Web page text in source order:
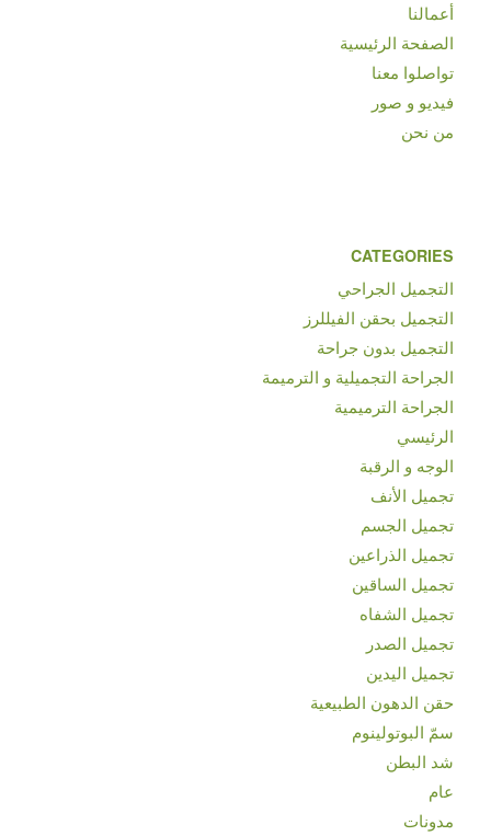
أعمالنا
الصفحة الرئيسية
تواصلوا معنا
فيديو و صور
من نحن
CATEGORIES
التجميل الجراحي
التجميل بحقن الفيللرز
التجميل بدون جراحة
الجراحة التجميلية و الترميمة
الجراحة الترميمية
الرئيسي
الوجه و الرقبة
تجميل الأنف
تجميل الجسم
تجميل الذراعين
تجميل الساقين
تجميل الشفاه
تجميل الصدر
تجميل اليدين
حقن الدهون الطبيعية
سمّ البوتولينوم
شد البطن
عام
مدونات